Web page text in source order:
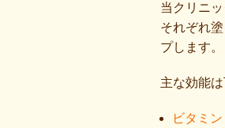
当クリニ
それぞれ
プします。
主な効能は
ビタミン